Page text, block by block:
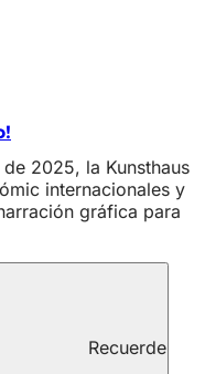
2025, la Kunsthaus
internacionales y
gráfica para
Recuerde